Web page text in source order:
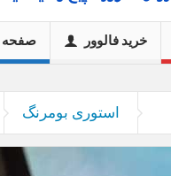
صفحه خرید فالوور
استوری بومرنگ